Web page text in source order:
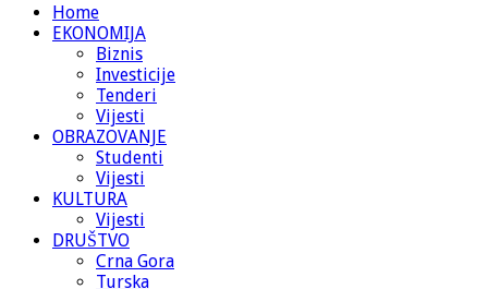
Home
EKONOMIJA
Biznis
Investicije
Tenderi
Vijesti
OBRAZOVANJE
Studenti
Vijesti
KULTURA
Vijesti
DRUŠTVO
Crna Gora
Turska